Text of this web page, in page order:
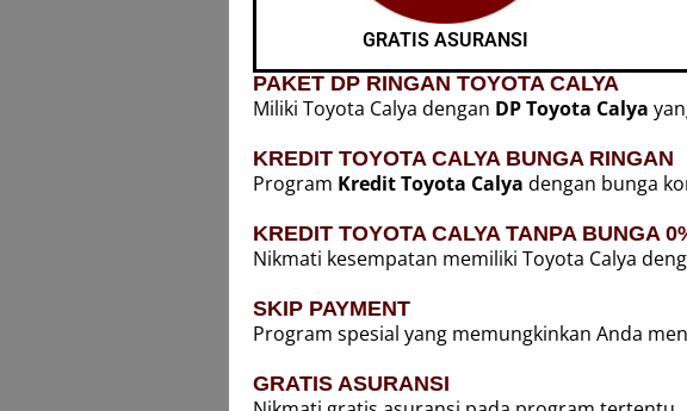
GRATIS ASURANSI
PAKET DP RINGAN TOYOTA CALYA
Miliki Toyota Calya dengan DP Toyota Calya
KREDIT TOYOTA CALYA BUNGA RINGAN
Program Kredit Toyota Calya dengan bunga
KREDIT TOYOTA CALYA TANPA BUNGA
Nikmati kesempatan memiliki Toyota Calya
SKIP PAYMENT
Program spesial yang memungkinkan Anda
GRATIS ASURANSI